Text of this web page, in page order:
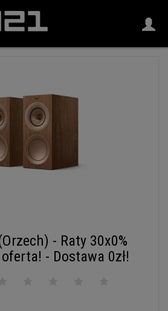
- Raty 30x0%
- Dostawa 0zł!